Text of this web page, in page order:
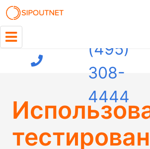
(495)
308-
4444